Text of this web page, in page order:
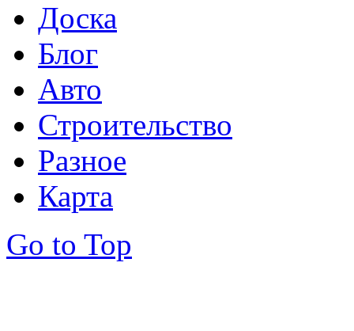
Доска
Блог
Авто
Строительство
Разное
Карта
Go to Top